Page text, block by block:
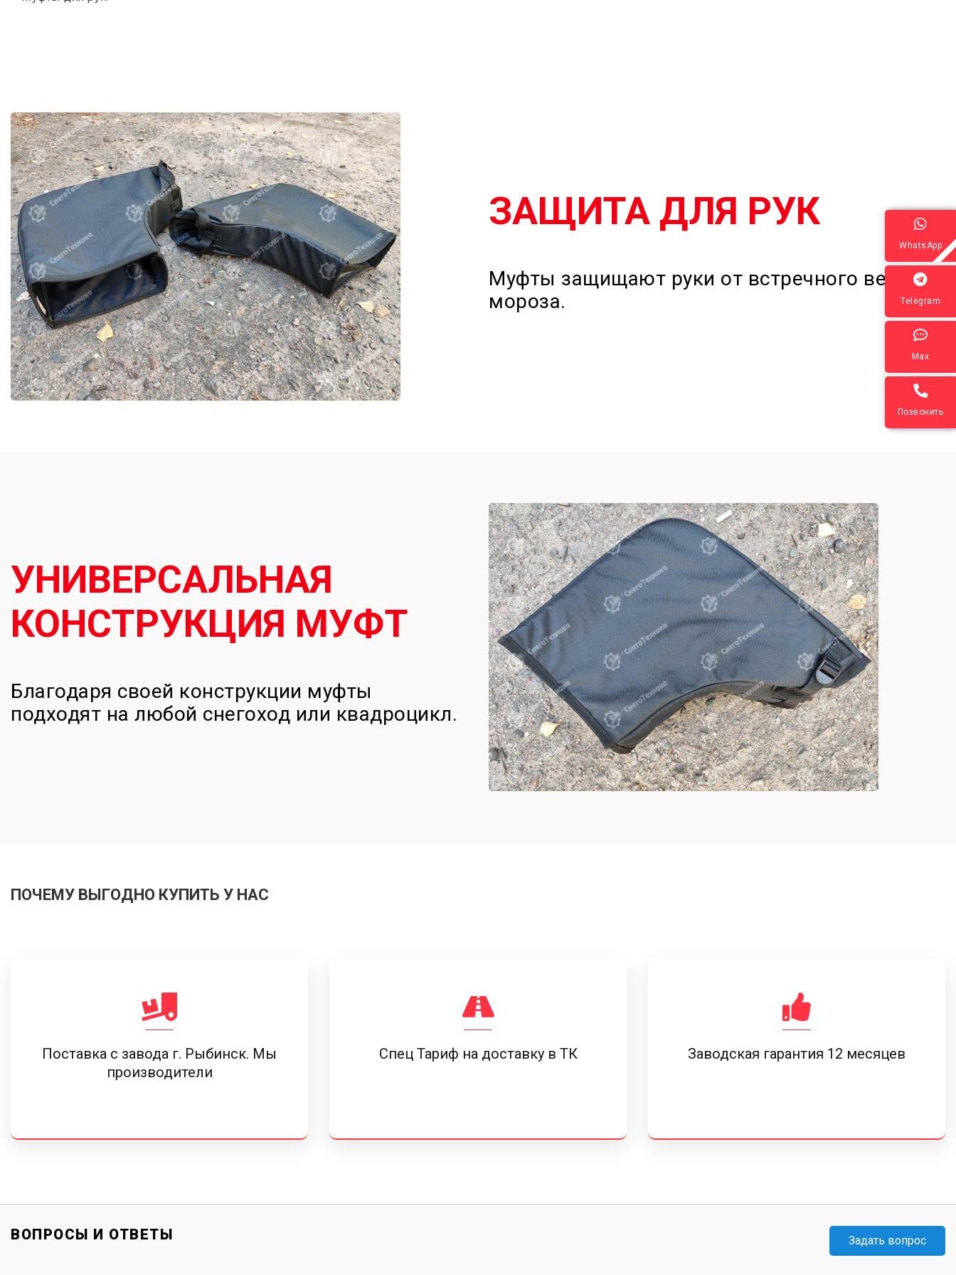
WhatsApp
Telegram
Max
Позвонить
ЗАЩИТА ДЛЯ РУК
Муфты защищают руки от встречного ветра и
мороза.
УНИВЕРСАЛЬНАЯ
КОНСТРУКЦИЯ МУФТ
Благодаря своей конструкции муфты
подходят на любой снегоход или квадроцикл.
ПОЧЕМУ ВЫГОДНО КУПИТЬ У НАС
Поставка c завода г. Рыбинск. Мы
производители
Спец Тариф на доставку в ТК Заводская гарантия 12 месяцев
ВОПРОСЫ И ОТВЕТЫ Задать вопрос